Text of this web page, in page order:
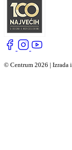
© Centrum 2026 | Izrada